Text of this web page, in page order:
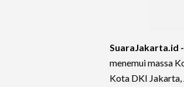
SuaraJakarta.id -
menemui massa
Kota DKI